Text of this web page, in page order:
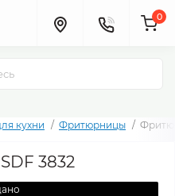
0
кухни Фритюрницы
3832